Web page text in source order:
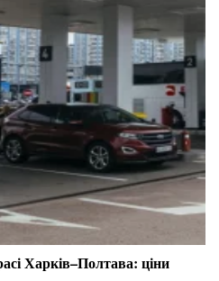
Харків–Полтава: ціни